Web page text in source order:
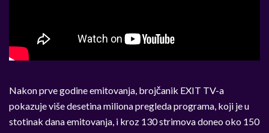
Nakon prve godine emitovanja, brojčanik EXIT TV-a
pokazuje više desetina miliona pregleda programa, koji je u
stotinak dana emitovanja, i kroz 130 strimova doneo oko 150